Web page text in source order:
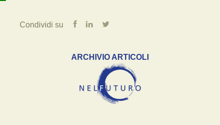
Condividi su
ARCHIVIO ARTICOLI